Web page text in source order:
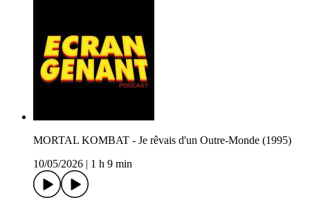
MORTAL KOMBAT - Je rêvais d'un Outre-Monde (1995)
10/05/2026
1 h 9 min